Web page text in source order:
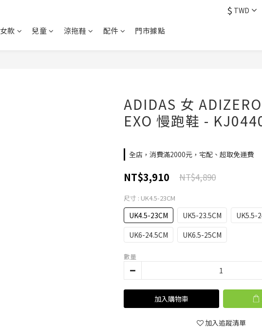
$ TWD
女款 兒童 涼拖鞋 配件 門市據點
ADIDAS 女
EXO 慢跑鞋 -
全店，消費滿2000元，宅配、超取免運費
NT$3,910 NT$4,890
尺寸 : UK4.5-23CM
UK4.5-23CM UK5-23.5CM
UK5.5-
UK6-24.5CM
UK6.5-25CM
數量
加入購物車
加入追蹤清單